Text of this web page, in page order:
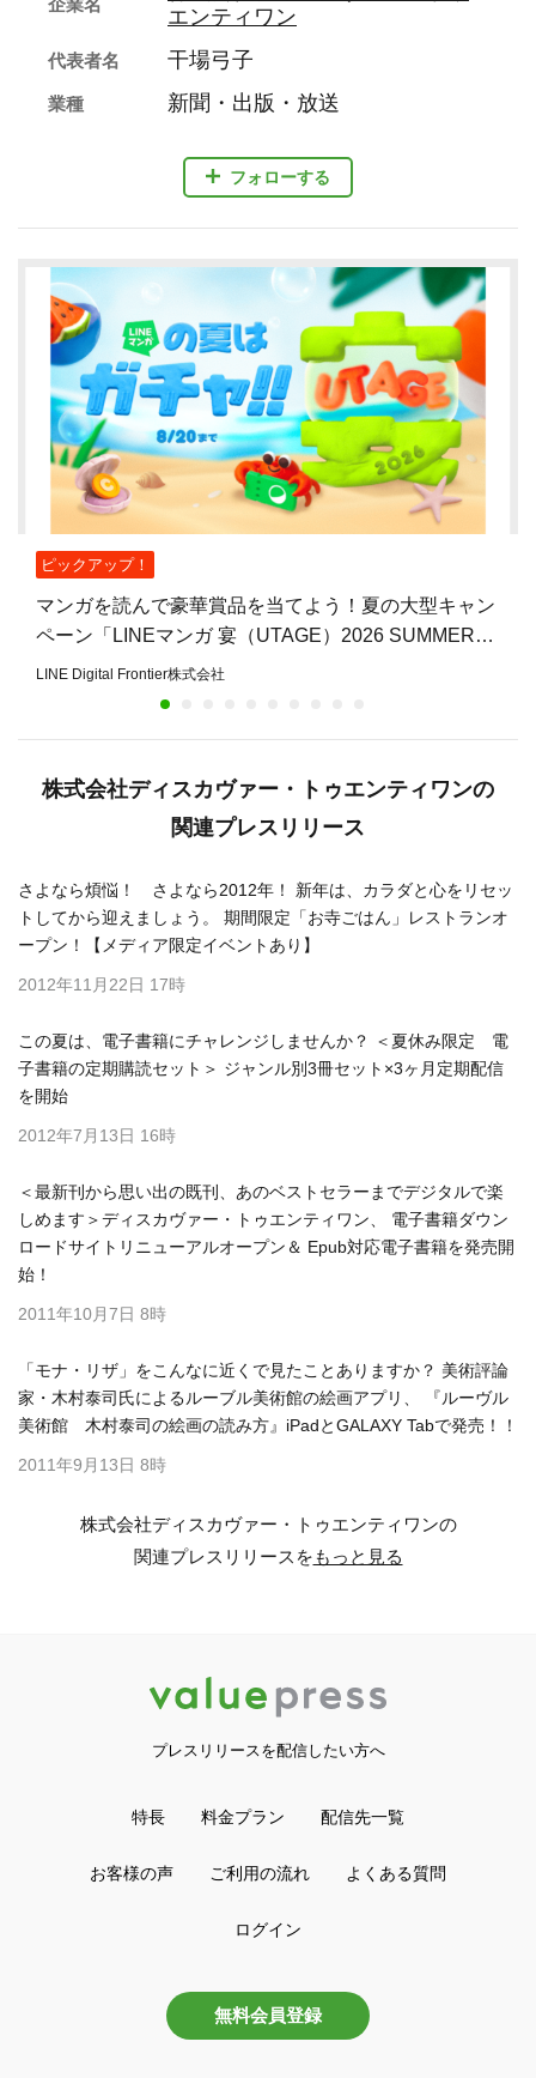
フォローする
企業名
エンティワン
代表者名 干場弓子
業種 新聞・出版・放送
ピックアップ！
マンガを読んで豪華賞品を当てよう！夏の大型キャン
ペーン「LINEマンガ 宴（UTAGE）2026 SUMMER」
開催
LINE Digital Frontier株式会社
株式会社ディスカヴァー・トゥエンティワンの
関連プレスリリース
さよなら煩悩！ さよなら2012年！ 新年は、カラダと心をリセッ
トしてから迎えましょう。 期間限定「お寺ごはん」レストランオ
ープン！【メディア限定イベントあり】
2012年11月22日 17時
この夏は、電子書籍にチャレンジしませんか？ ＜夏休み限定 電
子書籍の定期購読セット＞ ジャンル別3冊セット×3ヶ月定期配信
を開始
2012年7月13日 16時
＜最新刊から思い出の既刊、あのベストセラーまでデジタルで楽
しめます＞ディスカヴァー・トゥエンティワン、 電子書籍ダウン
ロードサイトリニューアルオープン＆ Epub対応電子書籍を発売開
始！
2011年10月7日 8時
「モナ・リザ」をこんなに近くで見たことありますか？ 美術評論
家・木村泰司氏によるルーブル美術館の絵画アプリ、 『ルーヴル
美術館 木村泰司の絵画の読み方』iPadとGALAXY Tabで発売！！
2011年9月13日 8時
株式会社ディスカヴァー・トゥエンティワンの
関連プレスリリースをもっと見る
プレスリリースを配信したい方へ
特長 料金プラン 配信先一覧
お客様の声 ご利用の流れ よくある質問
ログイン
無料会員登録